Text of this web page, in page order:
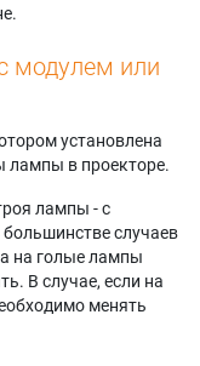
модулем или
установлена
лампы в проекторе.
лампы - с
случаев
на голые лампы
В случае, если на
менять